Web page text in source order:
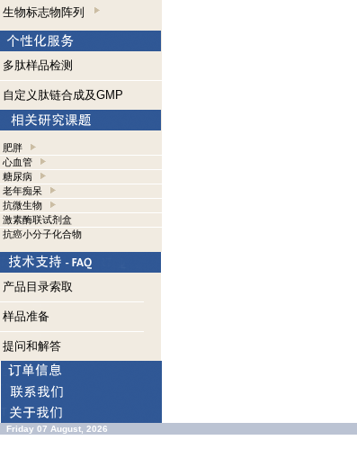
生物标志物阵列
多肽样品检测
自定义肽链合成及GMP
肥胖
心血管
糖尿病
老年痴呆
抗微生物
激素酶联试剂盒
抗癌小分子化合物
产品目录索取
样品准备
提问和解答
Friday 07 August, 2026